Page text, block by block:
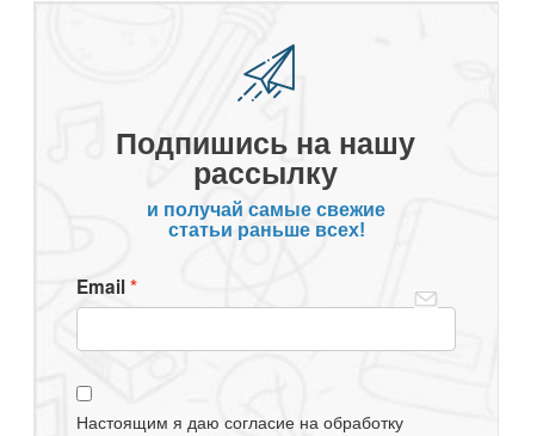
Подпишись на нашу
рассылку
и получай самые свежие
статьи раньше всех!
Email
Настоящим я даю согласие на обработку